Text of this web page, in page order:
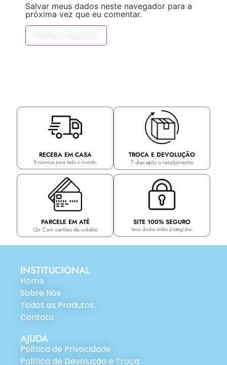
Salvar meus dados neste navegador para a
próxima vez que eu comentar.
RECEBA EM CASA
Enviamos para todo o mundo
TROCA E DEVOLUÇÃO
7 dias após o recebimento
PARCELE EM ATÉ
12x Com cartões de crédito
SITE 100% SEGURO
Seus dados estão protegidos
INSTITUCIONAL
Home
Sobre Nós
Todos os Produtos
Contato
AJUDA
Política de Privacidade
Política de Devolução e Troca